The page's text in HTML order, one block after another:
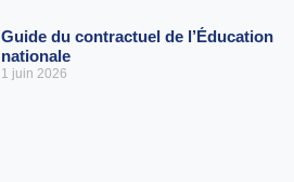
Guide du contractuel de l’Éducation
nationale
1 juin 2026